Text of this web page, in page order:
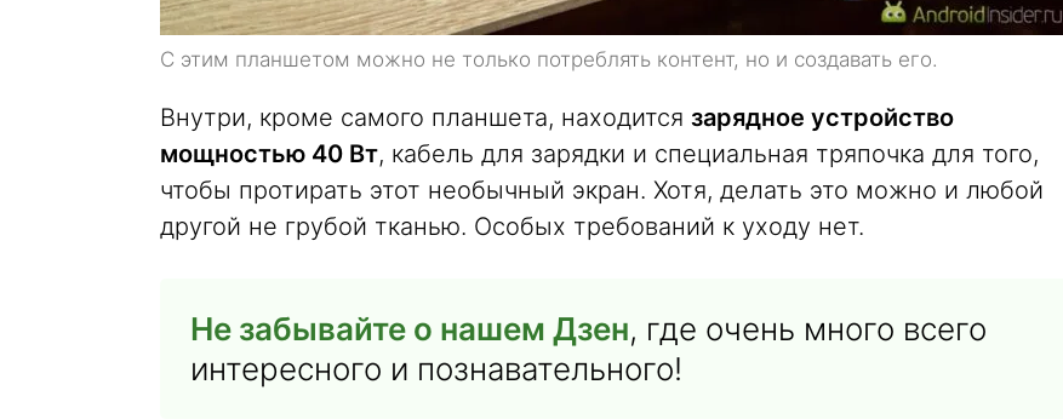
С этим планшетом можно не только потреблять контент, но и создавать его.
Внутри, кроме самого планшета, находится зарядное устройство
мощностью 40 Вт, кабель для зарядки и специальная тряпочка для того,
чтобы протирать этот необычный экран. Хотя, делать это можно и любой
другой не грубой тканью. Особых требований к уходу нет.
Не забывайте о нашем Дзен, где очень много всего
интересного и познавательного!